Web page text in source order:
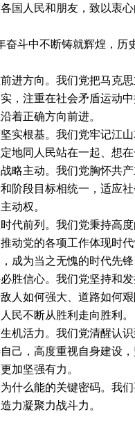
国人民和朋友，致以衷心
斗中不断铸就辉煌，历
向。我们党把马克思
，注重在社会矛盾运动
着正确方向前进。
基。我们党牢记江山
地同人民站在一起、想
动。我们党胸怀共产
阶段目标相统一，适应
动权。
列。我们党秉持高度
动党的各项工作体现时
成为当之无愧的时代先锋
心。我们党坚持和发
人如何强大、道路如何
民不断从胜利走向胜利。
力。我们党清醒认识
己，高度重视自身建设
加坚强有力。
么能的关键密码。我们
力凝聚力战斗力。